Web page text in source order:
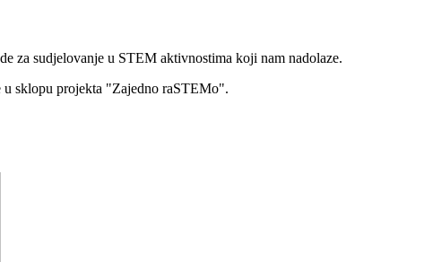
za sudjelovanje u STEM aktivnostima koji nam nadolaze.
u sklopu projekta "Zajedno raSTEMo".